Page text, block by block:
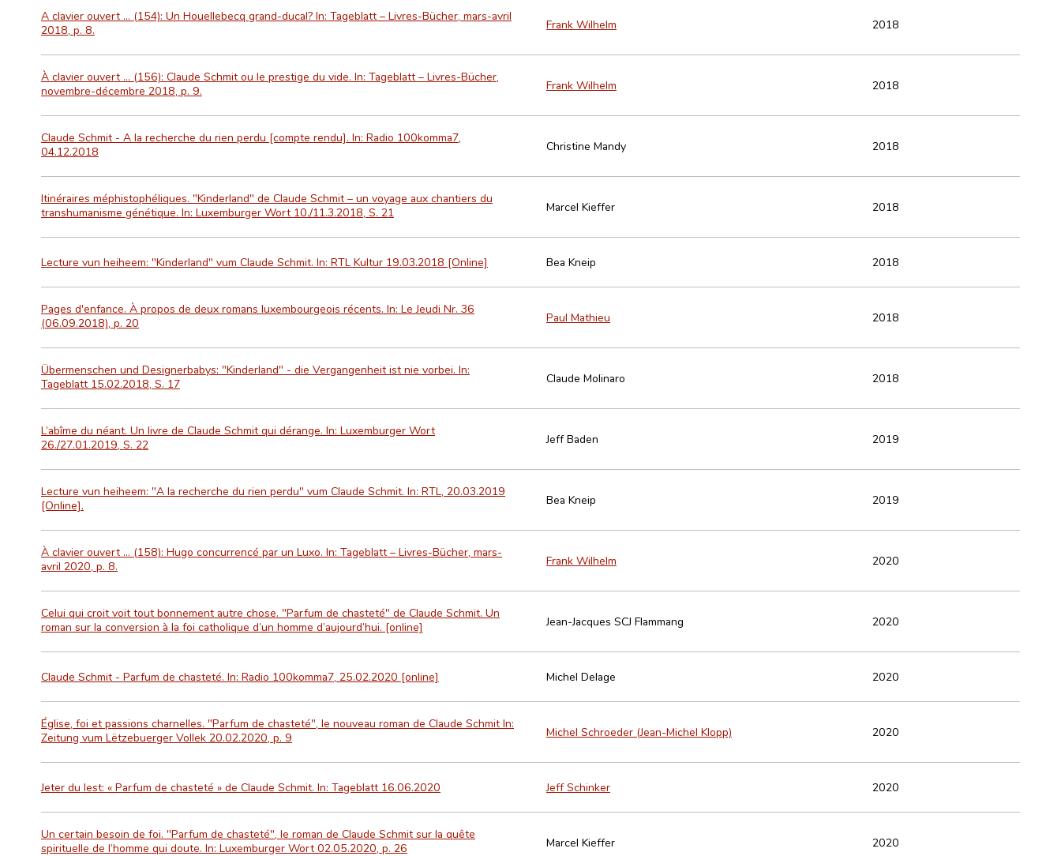
A clavier ouvert ... (154): Un Houellebecq grand-ducal? In: Tageblatt – Livres-Bücher, mars-avril
2018, p. 8.
Frank Wilhelm 2018
À clavier ouvert … (156): Claude Schmit ou le prestige du vide. In: Tageblatt – Livres-Bücher,
novembre-décembre 2018, p. 9.
Frank Wilhelm 2018
Claude Schmit - A la recherche du rien perdu [compte rendu]. In: Radio 100komma7,
04.12.2018
Christine Mandy 2018
Itinéraires méphistophéliques. "Kinderland" de Claude Schmit – un voyage aux chantiers du
transhumanisme génétique. In: Luxemburger Wort 10./11.3.2018, S. 21
Marcel Kieffer 2018
Lecture vun heiheem: "Kinderland" vum Claude Schmit. In: RTL Kultur 19.03.2018 [Online] Bea Kneip 2018
Pages d'enfance. À propos de deux romans luxembourgeois récents. In: Le Jeudi Nr. 36
(06.09.2018), p. 20
Paul Mathieu 2018
Übermenschen und Designerbabys: "Kinderland" - die Vergangenheit ist nie vorbei. In:
Tageblatt 15.02.2018, S. 17
Claude Molinaro 2018
L’abîme du néant. Un livre de Claude Schmit qui dérange. In: Luxemburger Wort
26./27.01.2019, S. 22
Jeff Baden 2019
Lecture vun heiheem: "A la recherche du rien perdu" vum Claude Schmit. In: RTL, 20.03.2019
[Online].
Bea Kneip 2019
À clavier ouvert ... (158): Hugo concurrencé par un Luxo. In: Tageblatt – Livres-Bücher, mars-
avril 2020, p. 8.
Frank Wilhelm 2020
Celui qui croit voit tout bonnement autre chose. "Parfum de chasteté" de Claude Schmit. Un
roman sur la conversion à la foi catholique d’un homme d’aujourd’hui. [online]
Jean-Jacques SCJ Flammang 2020
Claude Schmit - Parfum de chasteté. In: Radio 100komma7, 25.02.2020 [online] Michel Delage 2020
Église, foi et passions charnelles. "Parfum de chasteté", le nouveau roman de Claude Schmit In:
Zeitung vum Lëtzebuerger Vollek 20.02.2020, p. 9
Michel Schroeder (Jean-Michel Klopp) 2020
Jeter du lest: « Parfum de chasteté » de Claude Schmit. In: Tageblatt 16.06.2020 Jeff Schinker 2020
Un certain besoin de foi. "Parfum de chasteté", le roman de Claude Schmit sur la quête
spirituelle de l’homme qui doute. In: Luxemburger Wort 02.05.2020, p. 26
Marcel Kieffer 2020